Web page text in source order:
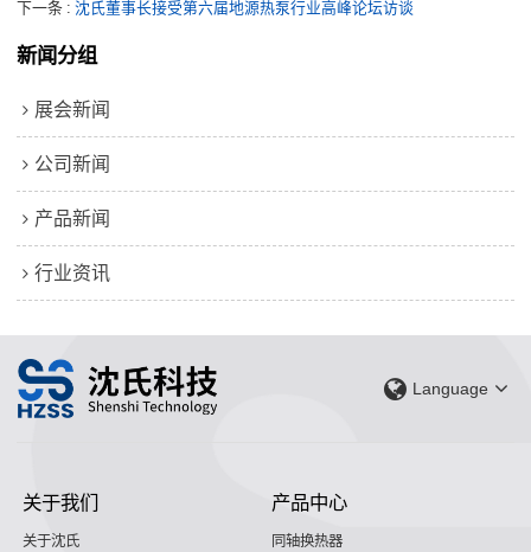
下一条
沈氏董事长接受第六届地源热泵行业高峰论坛访谈
新闻分组
展会新闻
公司新闻
产品新闻
行业资讯
Language
关于我们
关于沈氏
产品中心
同轴换热器